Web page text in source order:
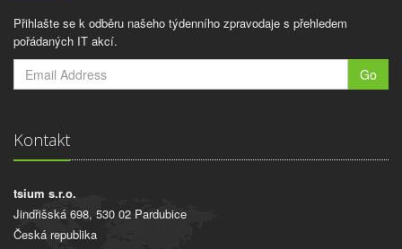
Přihlašte se k odběru našeho týdenního zpravodaje s přehledem
pořádaných IT akcí.
Go
Kontakt
tsium s.r.o.
Jindřišská 698, 530 02 Pardubice
Česká republika